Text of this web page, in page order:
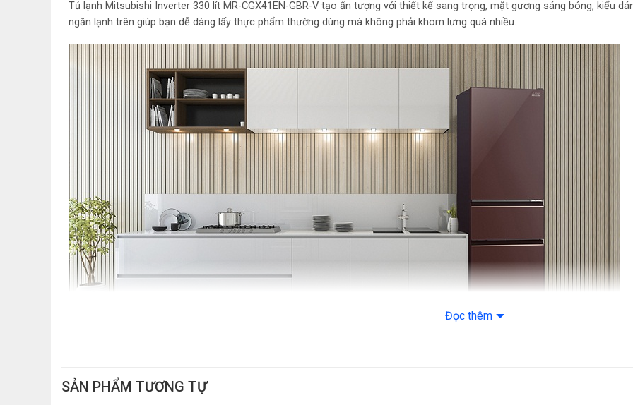
Tủ lạnh Mitsubishi Inverter 330 lít MR-CGX41EN-GBR-V tạo ấn tượng với thiết kế sang trọng, mặt gương sáng bóng, kiểu
ngăn lạnh trên giúp bạn dễ dàng lấy thực phẩm thường dùng mà không phải khom lưng quá nhiều.
Bạn có thể lựa chọn tủ lạnh Mitsubishi 330 lít cho gia đình có 3-4 thành viên.
Đọc thêm
SẢN PHẨM TƯƠNG TỰ